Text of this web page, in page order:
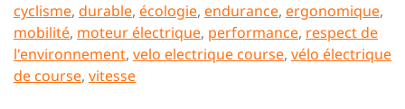
cyclisme, durable, écologie, endurance, ergonomique,
mobilité, moteur électrique, performance, respect de
l'environnement, velo electrique course, vélo électrique
de course, vitesse